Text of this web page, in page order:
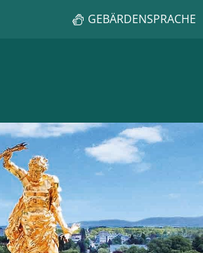
GEBÄRDENSPRACHE